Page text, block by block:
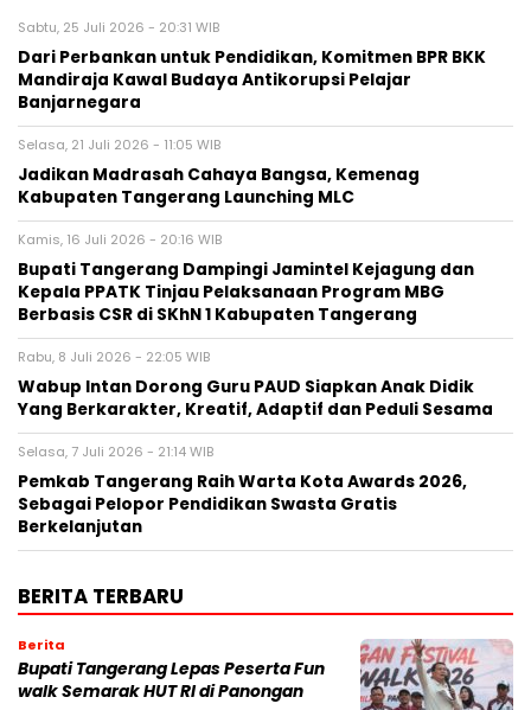
Sabtu, 25 Juli 2026 - 20:31 WIB
Dari Perbankan untuk Pendidikan, Komitmen BPR BKK
Mandiraja Kawal Budaya Antikorupsi Pelajar
Banjarnegara
Selasa, 21 Juli 2026 - 11:05 WIB
Jadikan Madrasah Cahaya Bangsa, Kemenag
Kabupaten Tangerang Launching MLC
Kamis, 16 Juli 2026 - 20:16 WIB
Bupati Tangerang Dampingi Jamintel Kejagung dan
Kepala PPATK Tinjau Pelaksanaan Program MBG
Berbasis CSR di SKhN 1 Kabupaten Tangerang
Rabu, 8 Juli 2026 - 22:05 WIB
Wabup Intan Dorong Guru PAUD Siapkan Anak Didik
Yang Berkarakter, Kreatif, Adaptif dan Peduli Sesama
Selasa, 7 Juli 2026 - 21:14 WIB
Pemkab Tangerang Raih Warta Kota Awards 2026,
Sebagai Pelopor Pendidikan Swasta Gratis
Berkelanjutan
BERITA TERBARU
Berita
Bupati Tangerang Lepas Peserta Fun
walk Semarak HUT RI di Panongan